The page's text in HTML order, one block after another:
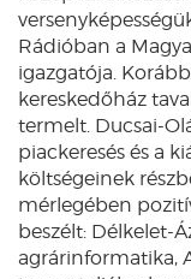
Rádióban a
igazgatója.
kereskedőház
termelt. Ducsai-
piackeresés és a
költségeinek
mérlegében
beszélt: Délkelet-
agrárinformatika,